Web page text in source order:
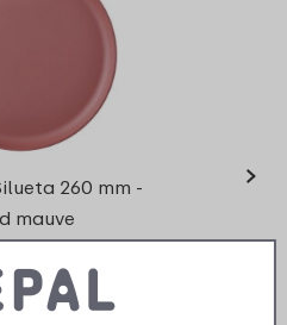
260 mm -
mauve
49
›